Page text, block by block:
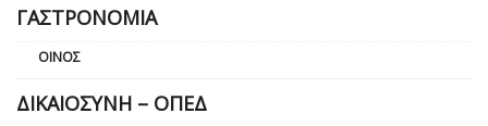
ΓΑΣΤΡΟΝΟΜΊΑ
ΟΊΝΟΣ
ΔΙΚΑΙΟΣΎΝΗ – ΟΠΕΔ